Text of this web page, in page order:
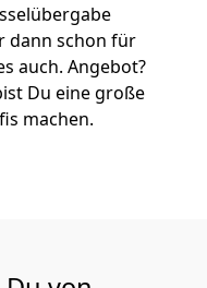
dann schon für
auch. Angebot?
Du eine große
machen.